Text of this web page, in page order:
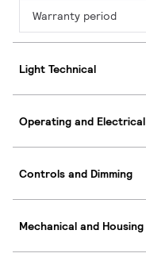
Warranty period
Light Technical
Operating and Electrical
Controls and Dimming
Mechanical and Housing